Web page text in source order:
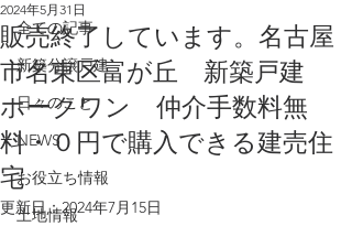
全ての記事
新築分譲戸建
日々のこと
NEWS
お役立ち情報
土地情報
販売終了しています。名古屋
市名東区富が丘 新築戸建
ホークワン 仲介手数料無
料・０円で購入できる建売住
宅
2024年5月31日
更新日：2024年7月15日